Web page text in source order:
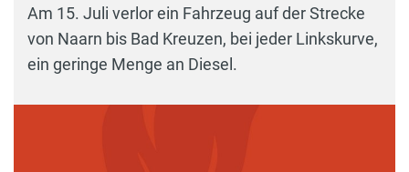
Am 15. Juli verlor ein Fahrzeug auf der Strecke
von Naarn bis Bad Kreuzen, bei jeder Linkskurve,
ein geringe Menge an Diesel.